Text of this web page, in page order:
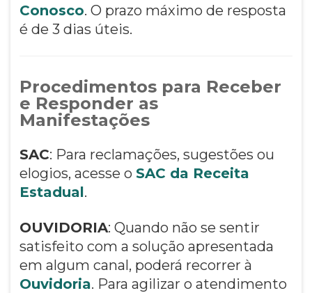
Conosco. O prazo máximo de resposta
é de 3 dias úteis.
Procedimentos para Receber
e Responder as
Manifestações
SAC: Para reclamações, sugestões ou
elogios, acesse o SAC da Receita
Estadual.
OUVIDORIA: Quando não se sentir
satisfeito com a solução apresentada
em algum canal, poderá recorrer à
Ouvidoria. Para agilizar o atendimento